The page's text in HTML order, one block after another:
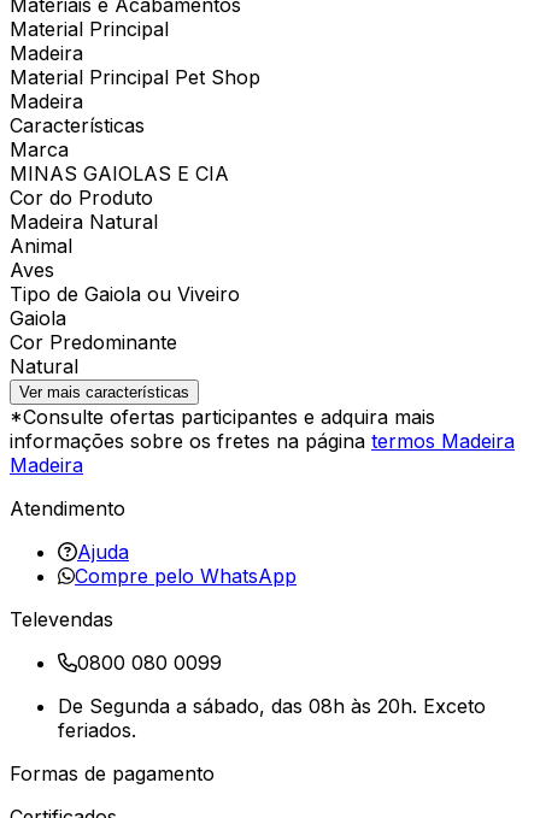
Material Principal
Madeira
Material Principal Pet Shop
Madeira
Características
Marca
MINAS GAIOLAS E CIA
Cor do Produto
Madeira Natural
Animal
Aves
Tipo de Gaiola ou Viveiro
Gaiola
Cor Predominante
Natural
Ver mais características
*Consulte ofertas participantes e adquira mais
informações sobre os fretes na página termos Madeira
Madeira
Atendimento
Ajuda
Compre pelo WhatsApp
Televendas
0800 080 0099
De Segunda a sábado, das 08h às 20h. Exceto
feriados.
Formas de pagamento